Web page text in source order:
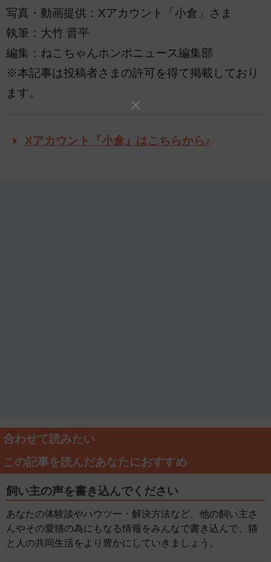
写真・動画提供：Xアカウント「小倉」さま
執筆：大竹 晋平
編集：ねこちゃんホンポニュース編集部
※本記事は投稿者さまの許可を得て掲載しており
ます。
Xアカウント『小倉』はこちらから♪
合わせて読みたい
この記事を読んだあなたにおすすめ
飼い主の声を書き込んでください
あなたの体験談やハウツー・解決方法など、他の飼い主さ
んやその愛猫の為にもなる情報をみんなで書き込んで、猫
と人の共同生活をより豊かにしていきましょう。